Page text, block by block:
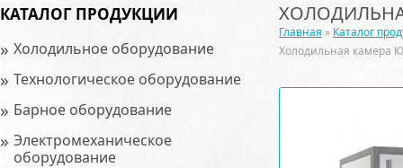
КАТАЛОГ ПРОДУКЦИИ
» Холодильное оборудование
» Технологическое оборудование
» Барное оборудование
» Электромеханическое
оборудование
Главная » Каталог
Холодильная камера